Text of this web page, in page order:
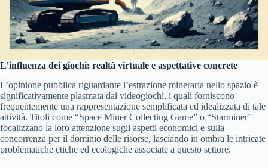
L’influenza dei giochi: realtà virtuale e aspettative concrete
L’opinione pubblica riguardante l’estrazione mineraria nello spazio è
significativamente plasmata dai videogiochi, i quali forniscono
frequentemente una rappresentazione semplificata ed idealizzata di tale
attività. Titoli come “Space Miner Collecting Game” o “Starminer”
focalizzano la loro attenzione sugli aspetti economici e sulla
concorrenza per il dominio delle risorse, lasciando in ombra le intricate
problematiche etiche ed ecologiche associate a questo settore.